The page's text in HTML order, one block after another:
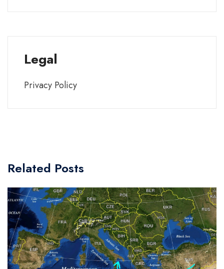
Legal
Privacy Policy
Related Posts